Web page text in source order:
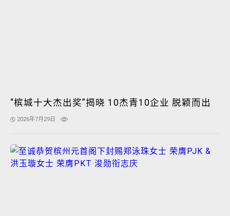
“槟城十大杰出奖”揭晓 10杰青10企业 脱颖而出
2026年7月29日